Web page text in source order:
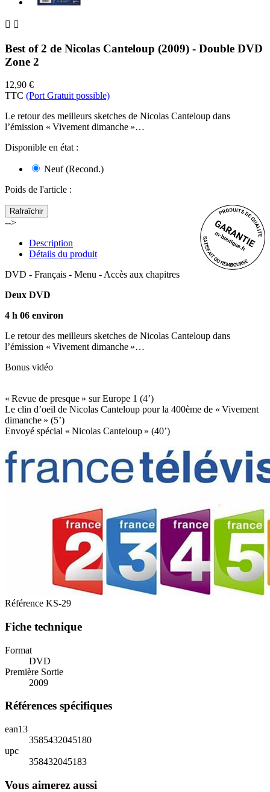
 
Best of 2 de Nicolas Canteloup (2009) - Double DVD
Zone 2
12,90 €
TTC (Port Gratuit possible)
Le retour des meilleurs sketches de Nicolas Canteloup dans
l’émission « Vivement dimanche »…
Disponible en état :
Neuf (Recond.)
Poids de l'article :
-->
Description
Détails du produit
DVD - Français - Menu - Accès aux chapitres
Deux DVD
4 h 06 environ
Le retour des meilleurs sketches de Nicolas Canteloup dans
l’émission « Vivement dimanche »…
Bonus vidéo
« Revue de presque » sur Europe 1 (4’)
Le clin d’oeil de Nicolas Canteloup pour la 400ème de « Vivement
dimanche » (5’)
Envoyé spécial « Nicolas Canteloup » (40’)
Référence KS-29
Fiche technique
Format
DVD
Première Sortie
2009
Références spécifiques
ean13
3585432045180
upc
358432045183
Vous aimerez aussi